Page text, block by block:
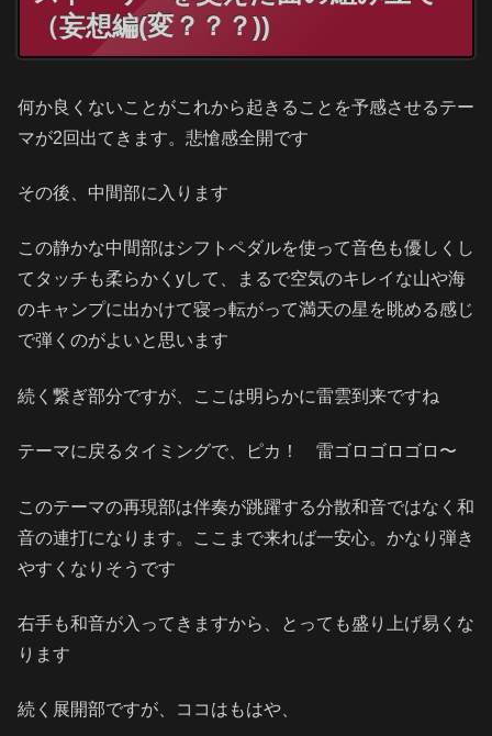
（妄想編(変？？？))
何か良くないことがこれから起きることを予感させるテー
マが2回出てきます。悲愴感全開です
その後、中間部に入ります
この静かな中間部はシフトペダルを使って音色も優しくし
てタッチも柔らかくyして、まるで空気のキレイな山や海
のキャンプに出かけて寝っ転がって満天の星を眺める感じ
で弾くのがよいと思います
続く繋ぎ部分ですが、ここは明らかに雷雲到来ですね
テーマに戻るタイミングで、ピカ！ 雷ゴロゴロゴロ〜
このテーマの再現部は伴奏が跳躍する分散和音ではなく和
音の連打になります。ここまで来れば一安心。かなり弾き
やすくなりそうです
右手も和音が入ってきますから、とっても盛り上げ易くな
ります
続く展開部ですが、ココはもはや、